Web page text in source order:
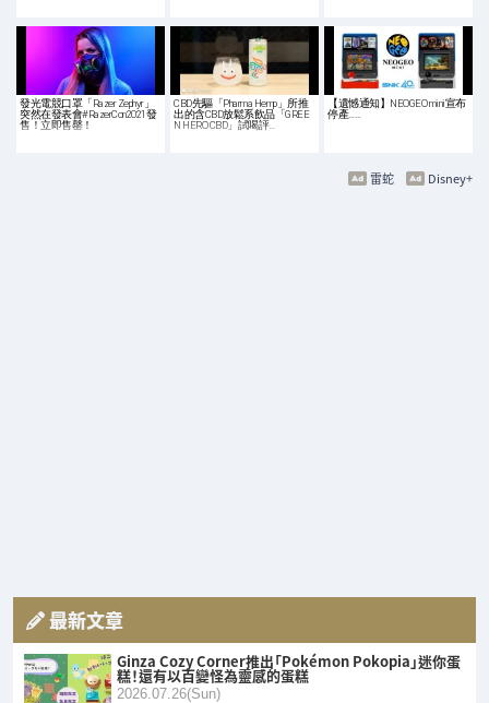
發光電競口罩「Razer Zephyr」
突然在發表會#RazerCon2021發
售！立即售罄！
CBD先驅「Pharma Hemp」所推
出的含CBD放鬆系飲品「GREE
N HERO CBD」試喝評…
【遺憾通知】NEOGEO mini宣布
停產……
Disney+
雷蛇
最新文章
Ginza Cozy Corner推出「Pokémon Pokopia」迷你蛋
糕！還有以百變怪為靈感的蛋糕
2026.07.26(Sun)